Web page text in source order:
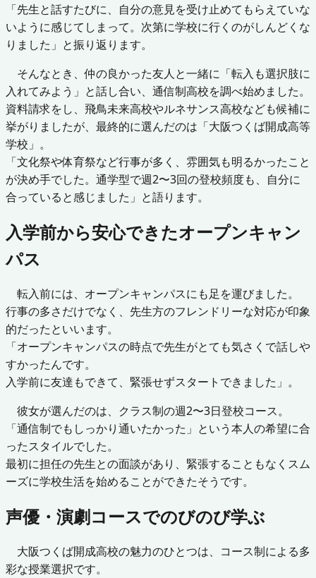
「先生と話すたびに、自分の意見を受け止めてもらえていな
いように感じてしまって。次第に学校に行くのがしんどくな
りました」と振り返ります。
そんなとき、仲の良かった友人と一緒に「転入も選択肢に
入れてみよう」と話し合い、通信制高校を調べ始めました。
資料請求をし、飛鳥未来高校やルネサンス高校なども候補に
挙がりましたが、最終的に選んだのは「大阪つくば開成高等
学校」。
「文化祭や体育祭など行事が多く、雰囲気も明るかったこと
が決め手でした。通学型で週2〜3回の登校頻度も、自分に
合っていると感じました」と語ります。
入学前から安心できたオープンキャン
パス
転入前には、オープンキャンパスにも足を運びました。
行事の多さだけでなく、先生方のフレンドリーな対応が印象
的だったといいます。
「オープンキャンパスの時点で先生がとても気さくで話しや
すかったんです。
入学前に友達もできて、緊張せずスタートできました」。
彼女が選んだのは、クラス制の週2〜3日登校コース。
「通信制でもしっかり通いたかった」という本人の希望に合
ったスタイルでした。
最初に担任の先生との面談があり、緊張することもなくスム
ーズに学校生活を始めることができたそうです。
声優・演劇コースでのびのび学ぶ
大阪つくば開成高校の魅力のひとつは、コース制による多
彩な授業選択です。